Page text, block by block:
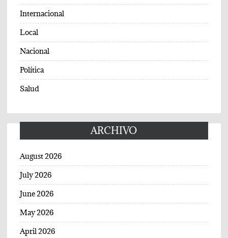
Internacional
Local
Nacional
Política
Salud
ARCHIVO
August 2026
July 2026
June 2026
May 2026
April 2026